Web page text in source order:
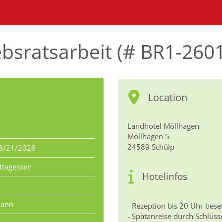
(# BR1-
21/2026
Location
Landhotel Möllhagen
Möllhagen 5
24589 Schülp
Hotelinfos
- Rezeption bis 20 Uhr
- Spätanreise durch